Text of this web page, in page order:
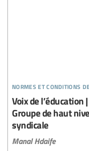
normes et conditions
Voix de
Groupe de haut
syndicale
Manal Hdaife